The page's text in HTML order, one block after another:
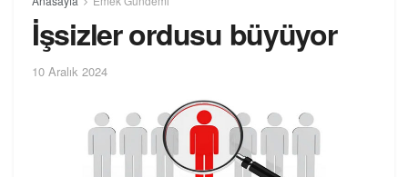
İşsizler ordusu büyüyor
10 Aralık 2024